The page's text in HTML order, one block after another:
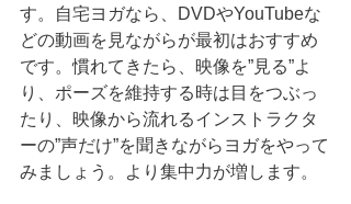
す。自宅ヨガなら、DVDやYouTubeな
どの動画を見ながらが最初はおすすめ
です。慣れてきたら、映像を”見る”よ
り、ポーズを維持する時は目をつぶっ
たり、映像から流れるインストラクタ
ーの”声だけ”を聞きながらヨガをやって
みましょう。より集中力が増します。